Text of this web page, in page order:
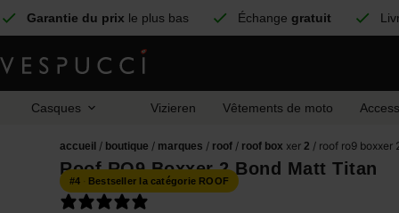
Garantie du prix le plus bas Échange gratuit
Casques Vizieren Vêtements de moto
accueil / boutique / marques / roof / roof box xer2 / roof ro9 boxxer
Roof RO9 Boxxer 2 Bond Matt Titan
#4 Bestseller la catégorie ROOF